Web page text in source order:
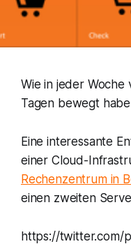
Wie in jeder
Tagen bewegt
Eine interessante
einer Cloud-
Rechenzentrum in
einen zweiten
https://twitter.com/